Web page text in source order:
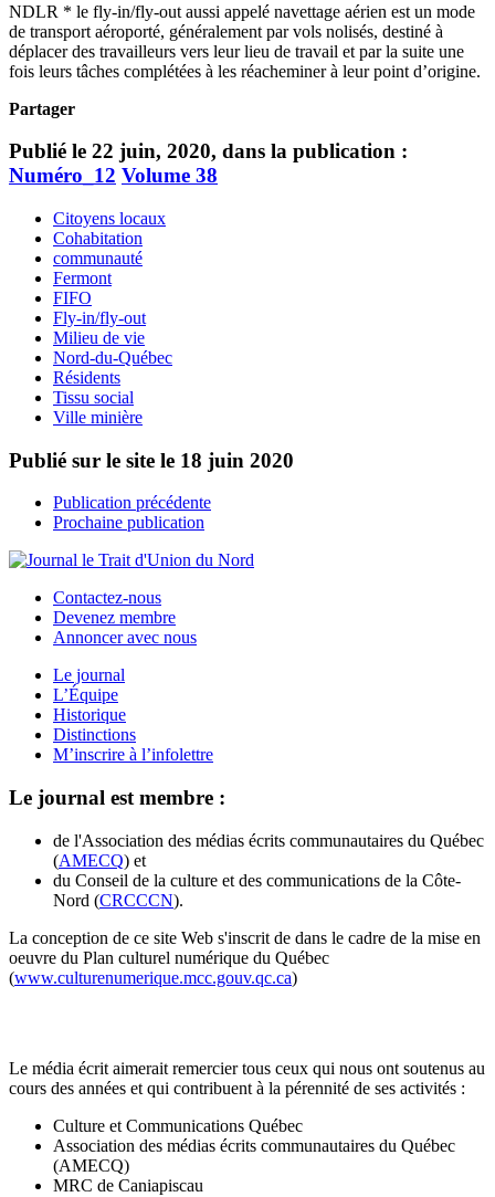
NDLR * le fly-in/fly-out aussi appelé navettage aérien est un mode
de transport aéroporté, généralement par vols nolisés, destiné à
déplacer des travailleurs vers leur lieu de travail et par la suite une
fois leurs tâches complétées à les réacheminer à leur point d’origine.
Partager
Publié le 22 juin, 2020, dans la publication :
Numéro_12 Volume 38
Citoyens locaux
Cohabitation
communauté
Fermont
FIFO
Fly-in/fly-out
Milieu de vie
Nord-du-Québec
Résidents
Tissu social
Ville minière
Publié sur le site le 18 juin 2020
Publication précédente
Prochaine publication
Contactez-nous
Devenez membre
Annoncer avec nous
Le journal
L’Équipe
Historique
Distinctions
M’inscrire à l’infolettre
Le journal est membre :
de l'Association des médias écrits communautaires du Québec
(AMECQ) et
du Conseil de la culture et des communications de la Côte-
Nord (CRCCCN).
La conception de ce site Web s'inscrit de dans le cadre de la mise en
oeuvre du Plan culturel numérique du Québec
(www.culturenumerique.mcc.gouv.qc.ca)
Le média écrit aimerait remercier tous ceux qui nous ont soutenus au
cours des années et qui contribuent à la pérennité de ses activités :
Culture et Communications Québec
Association des médias écrits communautaires du Québec
(AMECQ)
MRC de Caniapiscau